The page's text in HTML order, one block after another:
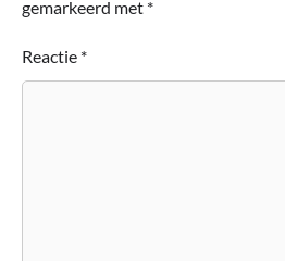
gemarkeerd met *
Reactie *